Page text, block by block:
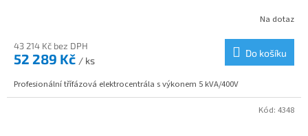
R
M
A
Na dotaz
43 214 Kč bez DPH
52 289 Kč / ks
Do košíku
Profesionální třífázová elektrocentrála s výkonem 5 kVA/400V
Kód: 4348